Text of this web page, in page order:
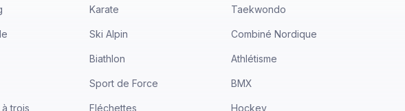
Karate Taekwondo
Ski Alpin Combiné Nordique
Biathlon Athlétisme
Sport de Force BMX
trois Fléchettes Hockey